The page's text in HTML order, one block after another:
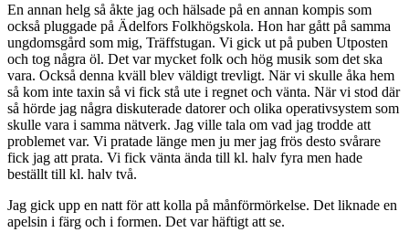
En annan helg så åkte jag och hälsade på en annan kompis som
också pluggade på Ädelfors Folkhögskola. Hon har gått på samma
ungdomsgård som mig, Träffstugan. Vi gick ut på puben Utposten
och tog några öl. Det var mycket folk och hög musik som det ska
vara. Också denna kväll blev väldigt trevligt. När vi skulle åka hem
så kom inte taxin så vi fick stå ute i regnet och vänta. När vi stod där
så hörde jag några diskuterade datorer och olika operativsystem som
skulle vara i samma nätverk. Jag ville tala om vad jag trodde att
problemet var. Vi pratade länge men ju mer jag frös desto svårare
fick jag att prata. Vi fick vänta ända till kl. halv fyra men hade
beställt till kl. halv två.
Jag gick upp en natt för att kolla på månförmörkelse. Det liknade en
apelsin i färg och i formen. Det var häftigt att se.